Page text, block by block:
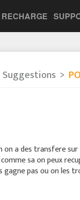
RECHARGE
Suggestions
a des transfere sur
sa on peux
pas ou on les